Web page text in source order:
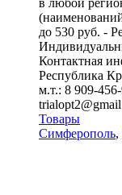
до 530 руб. -
Контактная
Республика
м.т.: 8 909-
Товары
Симферополь,